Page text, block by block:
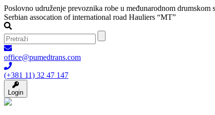
Poslovno udruženje prevoznika robe u međunarodnom drumskom
Serbian assocation of international road Hauliers “MT”
office@pumedtrans.com
(+381 11) 32 47 147
Login